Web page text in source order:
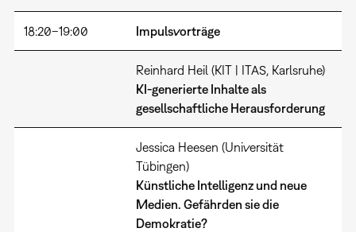
18:20–19:00 Impulsvorträge
Reinhard Heil (KIT | ITAS, Karlsruhe)
KI-generierte Inhalte als
gesellschaftliche Herausforderung
Jessica Heesen (Universität
Tübingen)
Künstliche Intelligenz und neue
Medien. Gefährden sie die
Demokratie?